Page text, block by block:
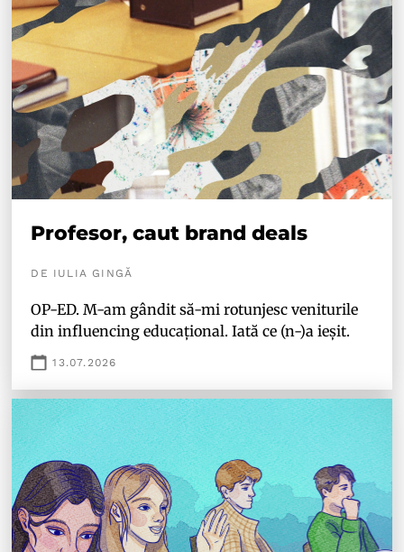
Profesor, caut brand deals
DE IULIA GINGĂ
OP-ED. M-am gândit să-mi rotunjesc veniturile
din influencing educațional. Iată ce (n-)a ieșit.
13.07.2026